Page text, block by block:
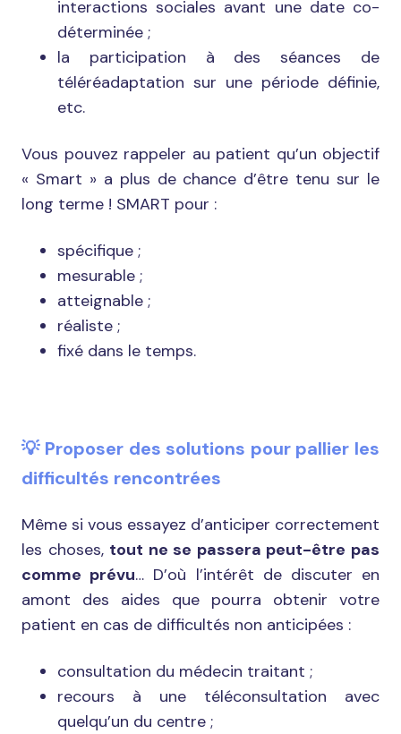
interactions sociales avant une date co-
déterminée ;
la participation à des séances de
téléréadaptation sur une période définie,
etc.
Vous pouvez rappeler au patient qu’un objectif
« Smart » a plus de chance d’être tenu sur le
long terme ! SMART pour :
spécifique ;
mesurable ;
atteignable ;
réaliste ;
fixé dans le temps.
💡 Proposer des solutions pour pallier les
difficultés rencontrées
Même si vous essayez d’anticiper correctement
les choses, tout ne se passera peut-être pas
comme prévu… D’où l’intérêt de discuter en
amont des aides que pourra obtenir votre
patient en cas de difficultés non anticipées :
consultation du médecin traitant ;
recours à une téléconsultation avec
quelqu’un du centre ;